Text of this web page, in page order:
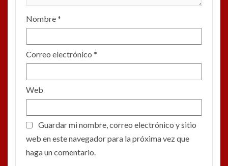
Nombre*
Correo electrónico *
Web
Guardar mi nombre, correo electrónico y sitio
web en este navegador para la próxima vez que
haga un comentario.